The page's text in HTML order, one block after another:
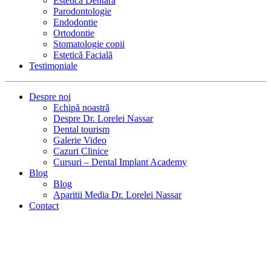
Parodontologie
Endodontie
Ortodontie
Stomatologie copii
Estetică Facială
Testimoniale
Despre noi
Echipă noastră
Despre Dr. Lorelei Nassar
Dental tourism
Galerie Video
Cazuri Clinice
Cursuri – Dental Implant Academy
Blog
Blog
Aparitii Media Dr. Lorelei Nassar
Contact